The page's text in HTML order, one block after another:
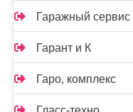
Гаражный
Гарант и К
Гаро, комплекс